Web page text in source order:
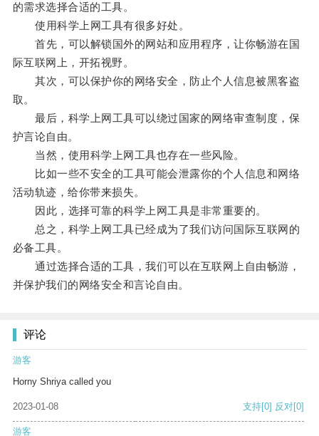
的需求选择合适的工具。
使用科学上网工具有很多好处。
首先，可以解锁国外的网站和应用程序，让你畅游在国
际互联网上，开拓视野。
其次，可以保护你的网络安全，防止个人信息被黑客盗
取。
最后，科学上网工具可以绕过国家的网络审查制度，保
护言论自由。
当然，使用科学上网工具也存在一些风险。
比如一些不安全的工具可能会泄露你的个人信息和网络
活动轨迹，给你带来损失。
因此，选择可靠的科学上网工具是非常重要的。
总之，科学上网工具已经成为了我们访问国际互联网的
必备工具。
通过选择合适的工具，我们可以在互联网上自由畅游，
并保护我们的网络安全和言论自由。
评论
游客
Horny Shriya called you
2023-01-08 支持[0] 反对[0]
游客